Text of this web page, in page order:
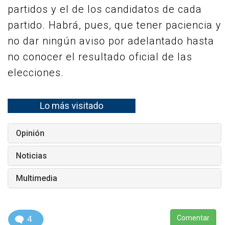
partidos y el de los candidatos de cada
partido. Habrá, pues, que tener paciencia y
no dar ningún aviso por adelantado hasta
no conocer el resultado oficial de las
elecciones.
Lo más visitado
Opinión
Noticias
Multimedia
4 Comentar